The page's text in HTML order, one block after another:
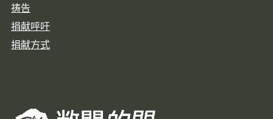
祷告
捐献呼吁
捐献方式